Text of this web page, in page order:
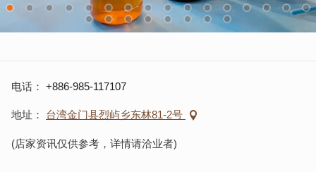
电话 +886-985-117107
地址 台湾金门县烈屿乡东林81-2号
(店家资讯仅供参考，详情请洽业者)